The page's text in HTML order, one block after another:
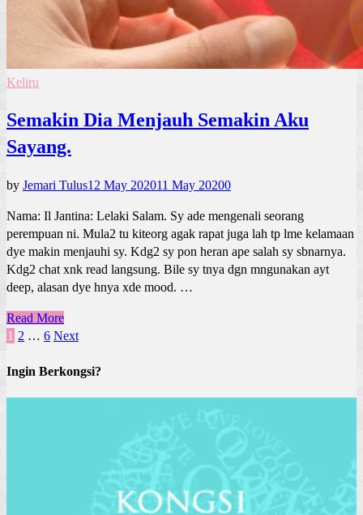
Keliru
Semakin Dia Menjauh Semakin Aku
Sayang.
by Jemari Tulus12 May 202011 May 20200
Nama: Il Jantina: Lelaki Salam. Sy ade mengenali seorang
perempuan ni. Mula2 tu kiteorg agak rapat juga lah tp lme kelamaan
dye makin menjauhi sy. Kdg2 sy pon heran ape salah sy sbnarnya.
Kdg2 chat xnk read langsung. Bile sy tnya dgn mngunakan ayt
deep, alasan dye hnya xde mood. …
Read More
Posts
pagination
1 2 … 6 Next
Ingin Berkongsi?